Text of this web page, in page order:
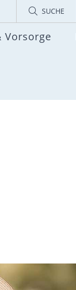
SUCHE
Vorsorge